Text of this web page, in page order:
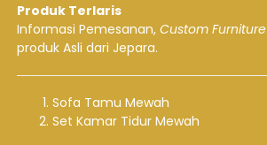
Produk Terlaris
Informasi Pemesanan,Custom Furniture
produk Asli dari Jepara.
Sofa Tamu Mewah
Set Kamar Tidur Mewah